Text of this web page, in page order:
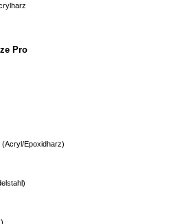
Pro
Epoxidharz)